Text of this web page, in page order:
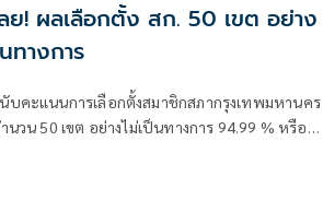
ลย! ผลเลือกตั้ง สก. 50 เขต อย่าง
ทางการ
บคะแนนการเลือกตั้งสมาชิกสภากรุงเทพมหานคร
นวน 50 เขต อย่างไม่เป็นทางการ 94.99 % หรือผู้